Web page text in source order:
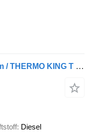
Renault D 250 / CHŁODNIA - 6,7 m / THERMO KING T 600R / + WINDA ZAŁADOWC
Diesel